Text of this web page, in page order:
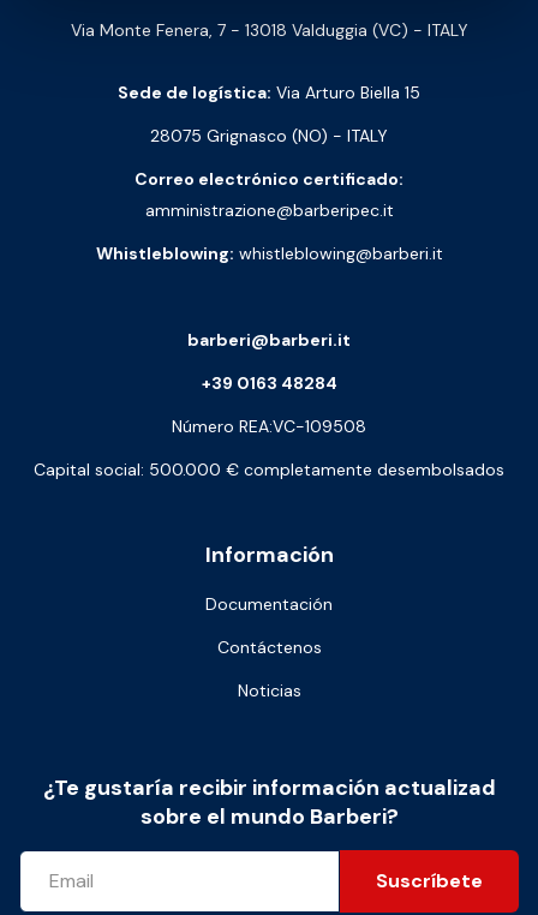
Via Monte Fenera, 7 - 13018 Valduggia (VC) - ITALY
Sede de logística: Via Arturo Biella 15
28075 Grignasco (NO) - ITALY
Correo electrónico certificado:
amministrazione@barberipec.it
Whistleblowing: whistleblowing@barberi.it
Información
Documentación
Contáctenos
Noticias
barberi@barberi.it
+39 0163 48284
Número REA:VC-109508
Capital social: 500.000 € completamente desembolsados
¿Te gustaría recibir información actualizad
sobre el mundo Barberi?
Suscríbete